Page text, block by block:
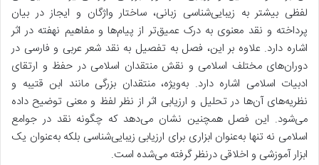
لفظی بیشتر به زیبایی‌شناسی زبانی، ساختار واژگان و ایجاز در بیان
پرداخته و نقد معنوی به درک عمیق‌تر از پیام‌ها و مفاهیم نهفته در اثر
اشاره دارد. علاوه بر این، فصل به تفصیل به نقد شعر عربی و فارسی در
دوران‌های مختلف اسلامی و نقش منتقدان اسلامی در حفظ و ارتقای
ادبیات اسلامی اشاره دارد. به‌ویژه، منتقدان بزرگی مانند ابن قتیبه و
نظریه‌های آن‌ها در تحلیل و ارزیابی اثر از نظر لفظ و معنی توضیح داده
می‌شود. این فصل همچنین نشان می‌دهد که چگونه نقد در جوامع
اسلامی نه تنها به‌عنوان ابزاری برای ارزیابی زیبایی‌شناسی بلکه به‌عنوان یک
ابزار آموزشی و اخلاقی درنظر گرفته می‌شده است.